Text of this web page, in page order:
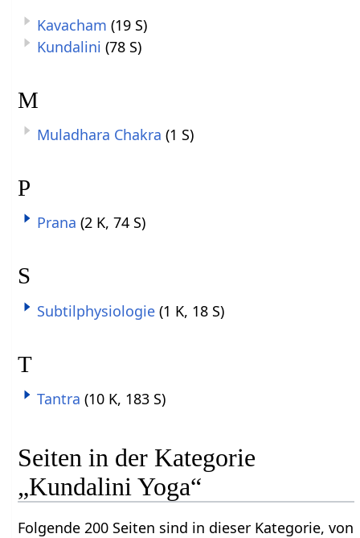
Kavacham (19 S)
Kundalini (78 S)
M
Muladhara Chakra (1 S)
P
Prana (2 K, 74 S)
S
Subtilphysiologie (1 K, 18 S)
T
Tantra (10 K, 183 S)
Seiten in der Kategorie
„Kundalini Yoga“
Folgende 200 Seiten sind in dieser Kategorie, von